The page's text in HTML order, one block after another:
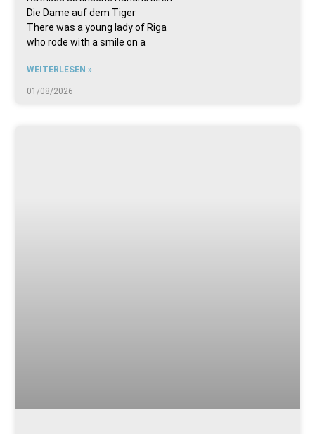
Die Dame auf dem Tiger
There was a young lady of Riga
who rode with a smile on a
WEITERLESEN »
01/08/2026